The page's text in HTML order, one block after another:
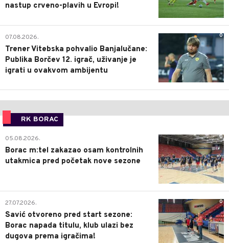
nastup crveno-plavih u Evropi!
0
07.08.2026.
Trener Vitebska pohvalio Banjalučane:
Publika Borčev 12. igrač, uživanje je
igrati u ovakvom ambijentu
RK BORAC
0
05.08.2026.
Borac m:tel zakazao osam kontrolnih
utakmica pred početak nove sezone
0
27.07.2026.
Savić otvoreno pred start sezone:
Borac napada titulu, klub ulazi bez
dugova prema igračima!